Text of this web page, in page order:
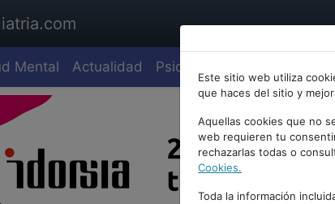
Mental Actualidad Psiquiatría
Este sitio web utiliza
que haces del sitio y
Aquellas cookies que no
web requieren tu
rechazarlas todas o
Cookies.
Toda la información